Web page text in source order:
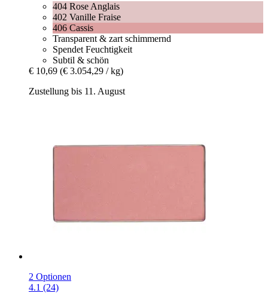
404 Rose Anglais
402 Vanille Fraise
406 Cassis
Transparent & zart schimmernd
Spendet Feuchtigkeit
Subtil & schön
€ 10,69 (€ 3.054,29 / kg)
Zustellung bis 11. August
2 Optionen
4.1 (24)